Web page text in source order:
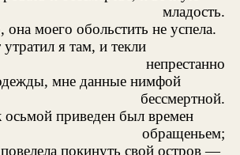
младость.
она моего обольстить не успела.
я там, и текли
непрестанно
мне данные нимфой
бессмертной.
осьмой приведен был времен
обращеньем;
покинуть свой остров —